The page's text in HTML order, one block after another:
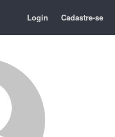
Login Cadastre-se